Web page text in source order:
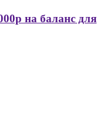
на баланс для